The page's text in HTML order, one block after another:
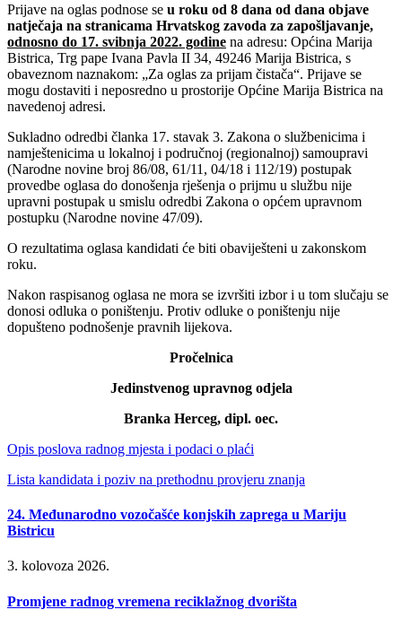
Prijave na oglas podnose se u roku od 8 dana od dana objave
natječaja na stranicama Hrvatskog zavoda za zapošljavanje,
odnosno do 17. svibnja 2022. godine na adresu: Općina Marija
Bistrica, Trg pape Ivana Pavla II 34, 49246 Marija Bistrica, s
obaveznom naznakom: „Za oglas za prijam čistača“. Prijave se
mogu dostaviti i neposredno u prostorije Općine Marija Bistrica na
navedenoj adresi.
Sukladno odredbi članka 17. stavak 3. Zakona o službenicima i
namještenicima u lokalnoj i područnoj (regionalnoj) samoupravi
(Narodne novine broj 86/08, 61/11, 04/18 i 112/19) postupak
provedbe oglasa do donošenja rješenja o prijmu u službu nije
upravni postupak u smislu odredbi Zakona o općem upravnom
postupku (Narodne novine 47/09).
O rezultatima oglasa kandidati će biti obaviješteni u zakonskom
roku.
Nakon raspisanog oglasa ne mora se izvršiti izbor i u tom slučaju se
donosi odluka o poništenju. Protiv odluke o poništenju nije
dopušteno podnošenje pravnih lijekova.
Pročelnica
Jedinstvenog upravnog odjela
Branka Herceg, dipl. oec.
Opis poslova radnog mjesta i podaci o plaći
Lista kandidata i poziv na prethodnu provjeru znanja
24. Međunarodno vozočašće konjskih zaprega u Mariju
Bistricu
3. kolovoza 2026.
Promjene radnog vremena reciklažnog dvorišta